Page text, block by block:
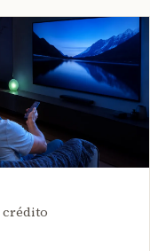
crédito